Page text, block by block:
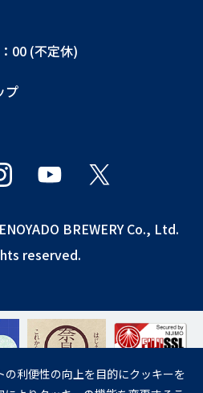
00 (不定休)
プ
BREWERY Co., Ltd.
reserved.
の利便性の向上を目的にクッキーを